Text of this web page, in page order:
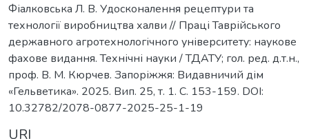
Фіалковська Л. В. Удосконалення рецептури та
технології виробництва халви // Праці Таврійського
державного агротехнологічного університету: наукове
фахове видання. Технічні науки / ТДАТУ; гол. ред. д.т.н.,
проф. В. М. Кюрчев. Запоріжжя: Видавничий дім
«Гельветика». 2025. Вип. 25, т. 1. С. 153-159. DOI:
10.32782/2078-0877-2025-25-1-19
URI